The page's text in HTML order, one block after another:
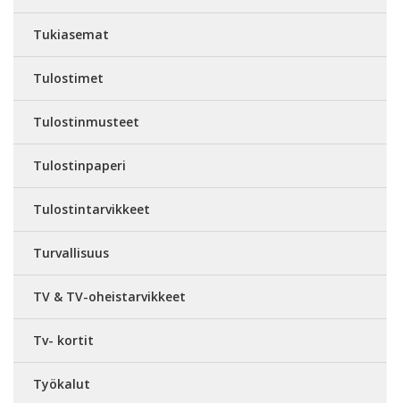
Tukiasemat
Tulostimet
Tulostinmusteet
Tulostinpaperi
Tulostintarvikkeet
Turvallisuus
TV & TV-oheistarvikkeet
Tv- kortit
Työkalut